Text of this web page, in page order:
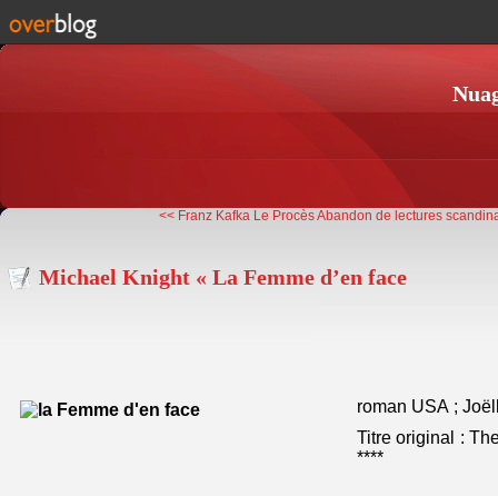
<< Franz Kafka Le ProcèsAbandon de lectures
Michael Knight « La Femme d’en face
roman USA ;
Titre original :
****